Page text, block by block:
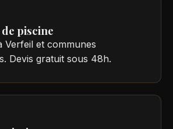
piscine
Verfeil et communes
Devis gratuit sous 48h.